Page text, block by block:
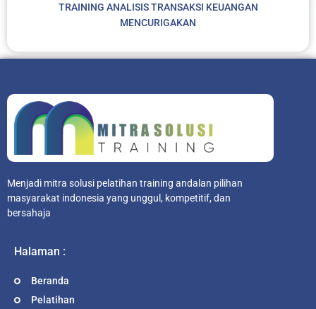
TRAINING ANALISIS TRANSAKSI KEUANGAN
MENCURIGAKAN
Menjadi mitra solusi pelatihan training andalan pilihan
masyarakat indonesia yang unggul, kompetitif, dan
bersahaja
Halaman :
Beranda
Pelatihan